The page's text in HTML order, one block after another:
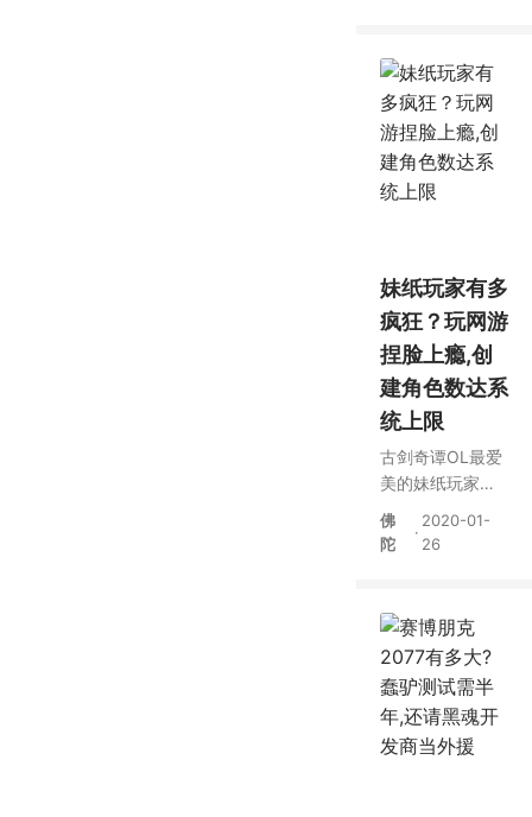
妹纸玩家有多
疯狂？玩网游
捏脸上瘾,创
建角色数达系
统上限
古剑奇谭OL最爱
美的妹纸玩家？
捏脸捏到系统上
限，还称没过瘾
佛
陀
·
2020-01-
26